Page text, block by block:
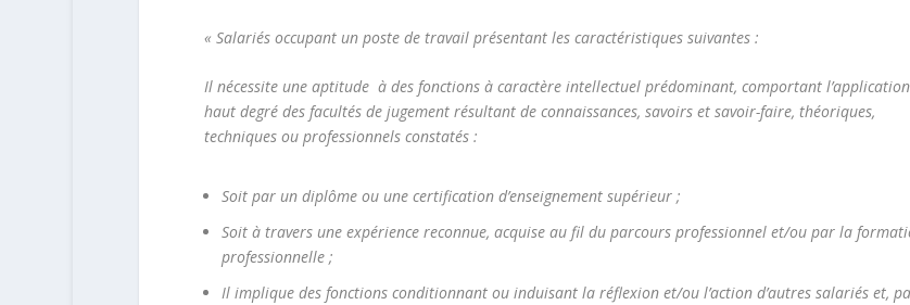
« Salariés occupant un poste de travail présentant les caractéristiques suivantes :
Il nécessite une aptitude à des fonctions à caractère intellectuel prédominant, comportant
haut degré des facultés de jugement résultant de connaissances, savoirs et savoir-faire, théoriques,
techniques ou professionnels constatés :
Soit par un diplôme ou une certification d’enseignement supérieur ;
Soit à travers une expérience reconnue, acquise au fil du parcours professionnel et/ou par la
professionnelle ;
Il implique des fonctions conditionnant ou induisant la réflexion et/ou l’action d’autres salariés et,